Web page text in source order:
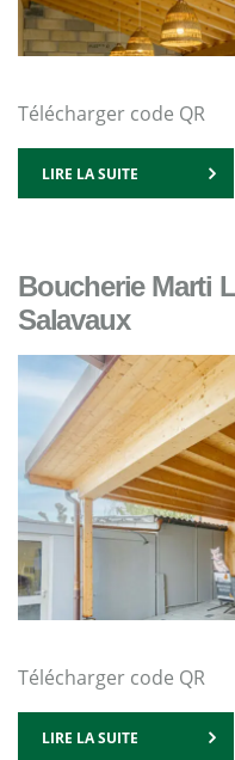
Télécharger code QR
LIRE LA SUITE
Boucherie Marti
Salavaux
Télécharger code QR
LIRE LA SUITE